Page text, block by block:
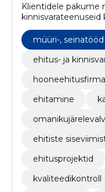
Klientidele pakume
kinnisvarateenuseid
kvaliteedikontrolli,
teile meelepärane.
müüri-, seinatööd
ehitus- ja
ehitamine
ehitiste
ehitusprojektid
kvaliteedikontroll